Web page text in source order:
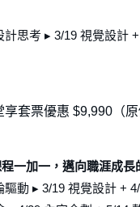
思考 ▸ 3/19 視覺設計
享套票優惠 $9,990（
一加一，邁向職涯成長
動 ▸ 3/19 視覺設計 +